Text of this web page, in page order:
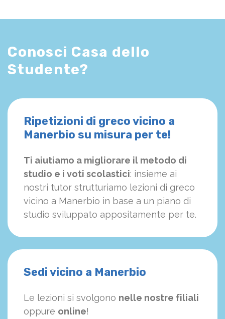
Conosci Casa dello
Studente?
Ripetizioni di greco vicino a
Manerbio su misura per te!
Ti aiutiamo a migliorare il metodo di
studio e i voti scolastici: insieme ai
nostri tutor strutturiamo lezioni di greco
vicino a Manerbio in base a un piano di
studio sviluppato appositamente per te.
Sedi vicino a Manerbio
Le lezioni si svolgono nelle nostre filiali
oppure online!